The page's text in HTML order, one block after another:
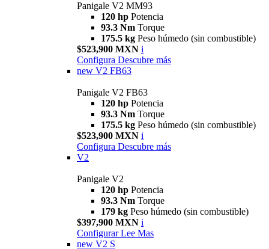
Panigale V2 MM93
120 hp Potencia
93.3 Nm Torque
175.5 kg Peso húmedo (sin combustible)
$523,900 MXN i
Configura Descubre más
new V2 FB63
Panigale V2 FB63
120 hp Potencia
93.3 Nm Torque
175.5 kg Peso húmedo (sin combustible)
$523,900 MXN i
Configura Descubre más
V2
Panigale V2
120 hp Potencia
93.3 Nm Torque
179 kg Peso húmedo (sin combustible)
$397,900 MXN i
Configurar Lee Mas
new V2 S